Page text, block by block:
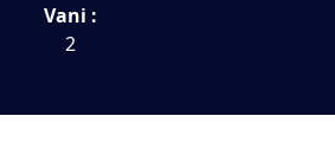
Vani :
2